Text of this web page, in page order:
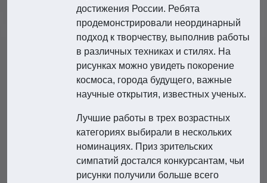
достижения России. Ребята
продемонстрировали неординарный
подход к творчеству, выполнив работы
в различных техниках и стилях. На
рисунках можно увидеть покорение
космоса, города будущего, важные
научные открытия, известных ученых.
Лучшие работы в трех возрастных
категориях выбирали в нескольких
номинациях. Приз зрительских
симпатий достался конкурсантам, чьи
рисунки получили больше всего